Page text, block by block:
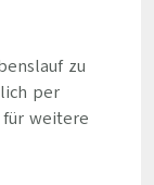
zu
per
weitere